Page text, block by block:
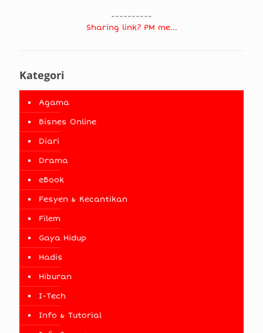
----------
Sharing link? PM me...
Kategori
Agama
Bisnes Online
Diari
Drama
eBook
Fesyen & Kecantikan
Filem
Gaya Hidup
Hadis
Hiburan
I-Tech
Info & Tutorial